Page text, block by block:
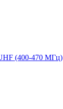
(400-470 МГц)